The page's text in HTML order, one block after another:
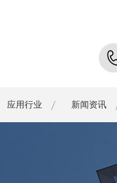
应用行业 新闻资讯